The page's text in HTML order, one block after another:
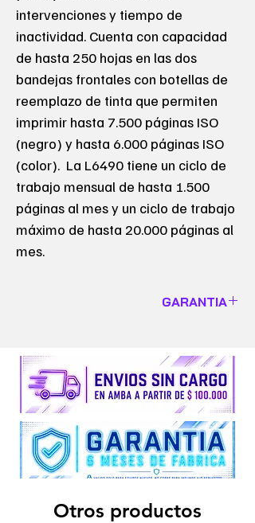
intervenciones y tiempo de
inactividad. Cuenta con capacidad
de hasta 250 hojas en las dos
bandejas frontales con botellas de
reemplazo de tinta que permiten
imprimir hasta 7.500 páginas ISO
(negro) y hasta 6.000 páginas ISO
(color). La L6490 tiene un ciclo de
trabajo mensual de hasta 1.500
páginas al mes y un ciclo de trabajo
máximo de hasta 20.000 páginas al
mes.
GARANTIA
VALIDO SOLO PARA EQUIPOS
Insumos y Repuestos no cuentan con
garantía alguna.
Otros productos